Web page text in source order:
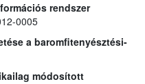
rendszer
0005
a baromfitenyésztési-
módosított